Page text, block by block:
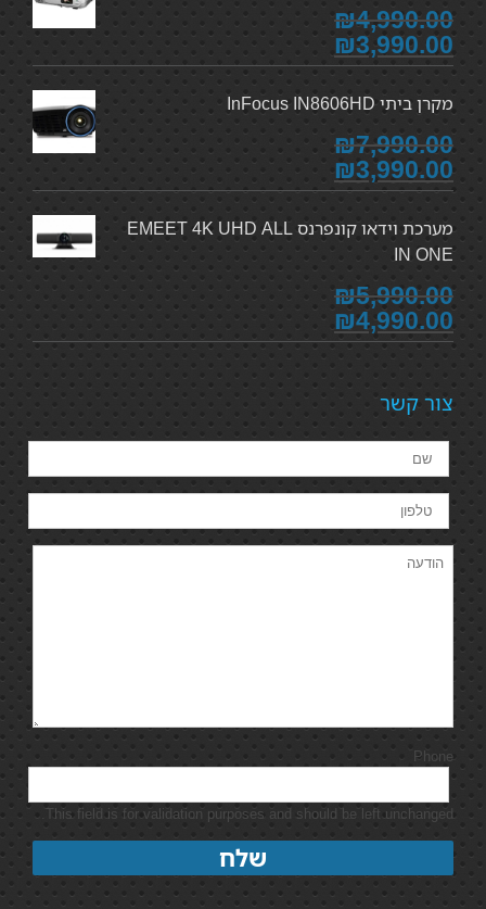
₪4,990.00
₪3,990.00
מקרן ביתי InFocus IN8606HD
₪7,990.00
₪3,990.00
מערכת וידאו קונפרנס EMEET 4K UHD ALL
IN ONE
₪5,990.00
₪4,990.00
צור קשר
Phone
This field is for validation purposes and should be left unchanged.